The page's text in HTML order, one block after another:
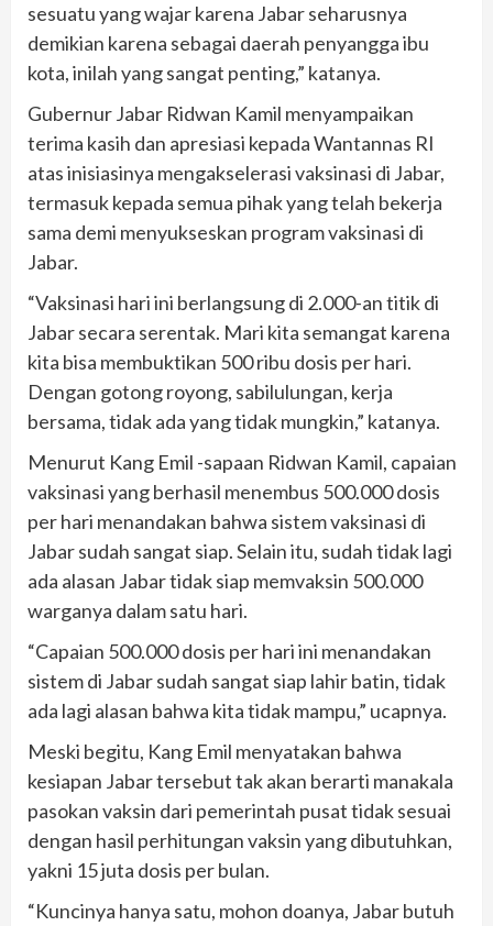
sesuatu yang wajar karena Jabar seharusnya
demikian karena sebagai daerah penyangga ibu
kota, inilah yang sangat penting,” katanya.
Gubernur Jabar Ridwan Kamil menyampaikan
terima kasih dan apresiasi kepada Wantannas RI
atas inisiasinya mengakselerasi vaksinasi di Jabar,
termasuk kepada semua pihak yang telah bekerja
sama demi menyukseskan program vaksinasi di
Jabar.
“Vaksinasi hari ini berlangsung di 2.000-an titik di
Jabar secara serentak. Mari kita semangat karena
kita bisa membuktikan 500 ribu dosis per hari.
Dengan gotong royong, sabilulungan, kerja
bersama, tidak ada yang tidak mungkin,” katanya.
Menurut Kang Emil -sapaan Ridwan Kamil, capaian
vaksinasi yang berhasil menembus 500.000 dosis
per hari menandakan bahwa sistem vaksinasi di
Jabar sudah sangat siap. Selain itu, sudah tidak lagi
ada alasan Jabar tidak siap memvaksin 500.000
warganya dalam satu hari.
“Capaian 500.000 dosis per hari ini menandakan
sistem di Jabar sudah sangat siap lahir batin, tidak
ada lagi alasan bahwa kita tidak mampu,” ucapnya.
Meski begitu, Kang Emil menyatakan bahwa
kesiapan Jabar tersebut tak akan berarti manakala
pasokan vaksin dari pemerintah pusat tidak sesuai
dengan hasil perhitungan vaksin yang dibutuhkan,
yakni 15 juta dosis per bulan.
“Kuncinya hanya satu, mohon doanya, Jabar butuh